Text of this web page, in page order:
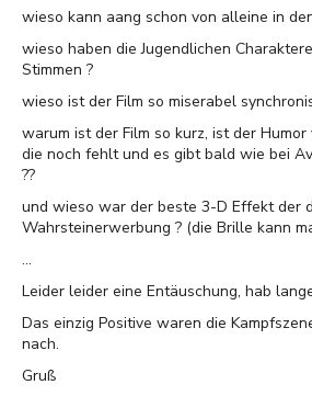
wieso kann aang schon von alleine in
wieso haben die Jugendlichen
Stimmen ?
wieso ist der Film so miserabel
warum ist der Film so kurz, ist der
die noch fehlt und es gibt bald wie bei
??
und wieso war der beste 3-D Effekt der
Wahrsteinerwerbung ? (die Brille kann
...
Leider leider eine Entäuschung, hab
Das einzig Positive waren die
nach.
Gruß